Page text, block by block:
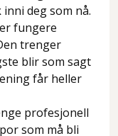
deg som nå.
fungere
trenger
blir som sagt
får heller
profesjonell
som må bli